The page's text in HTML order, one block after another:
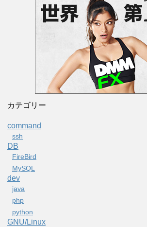
カテゴリー
command
ssh
DB
FireBird
MySQL
dev
java
php
python
GNU/Linux